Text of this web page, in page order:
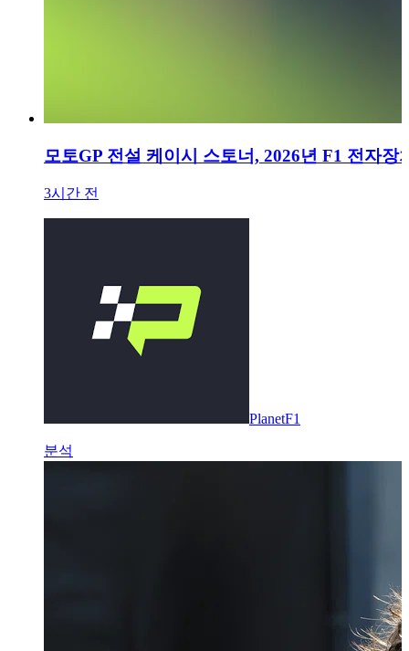
모토GP 전설 케이시 스토너, 2026년 F1 전자
3시간 전
PlanetF1
분석